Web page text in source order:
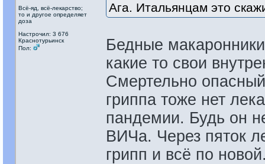
Всё-яд, всё-лекарство;
то и другое определяет
доза
Настрочил: 3 676
Краснотурьинск
Пол:
Ага. Итальянцам это
Бедные
какие то свои
Смертельно опасный
гриппа тоже нет
пандемии. Будь он
ВИЧа. Через пяток
грипп и всё по